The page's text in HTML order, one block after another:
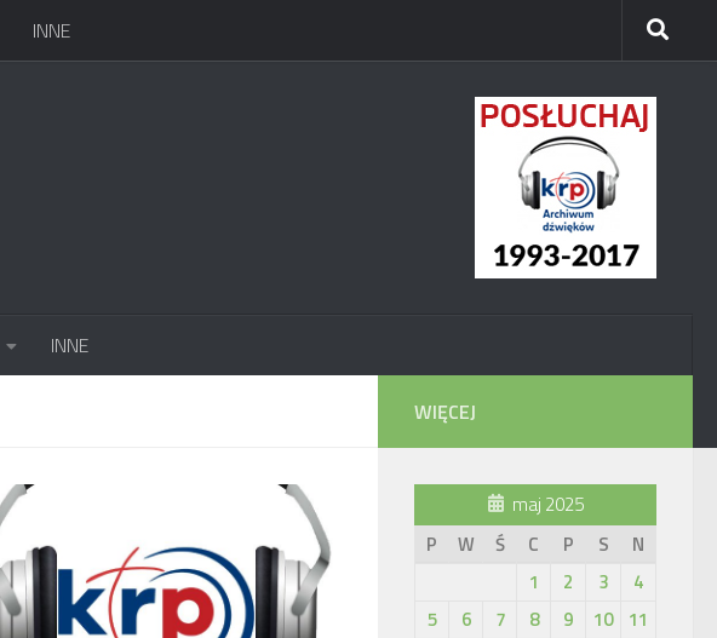
INNE
INNE
WIĘCEJ
maj 2025
P
W Ś C P S
N
1
2 3
4
5
6 7 8 9 10
11